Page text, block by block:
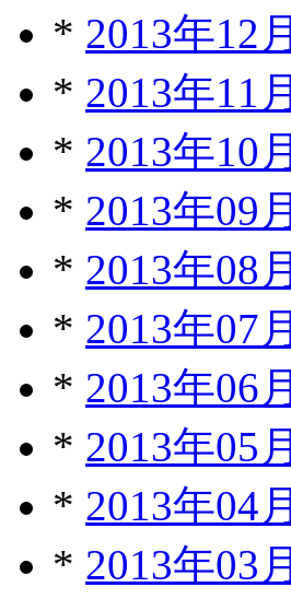
* 2013年12月
* 2013年11月
* 2013年10月
* 2013年09月
* 2013年08月
* 2013年07月
* 2013年06月
* 2013年05月
* 2013年04月
* 2013年03月